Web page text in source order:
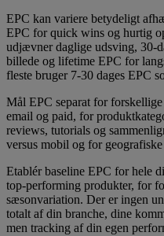
EPC kan variere betydeligt
EPC for quick wins og hurtig
udjævner daglige udsving, 30-
billede og lifetime EPC for
fleste bruger 7-30 dages EPC
Mål EPC separat for
email og paid, for
reviews, tutorials og
versus mobil og for geografiske
Etablér baseline EPC for hele
top-performing produkter, for
sæsonvariation. Der er ingen
totalt af din branche, dine
men tracking af din egen